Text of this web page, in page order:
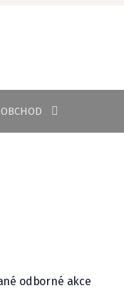
OBCHOD
odborné akce